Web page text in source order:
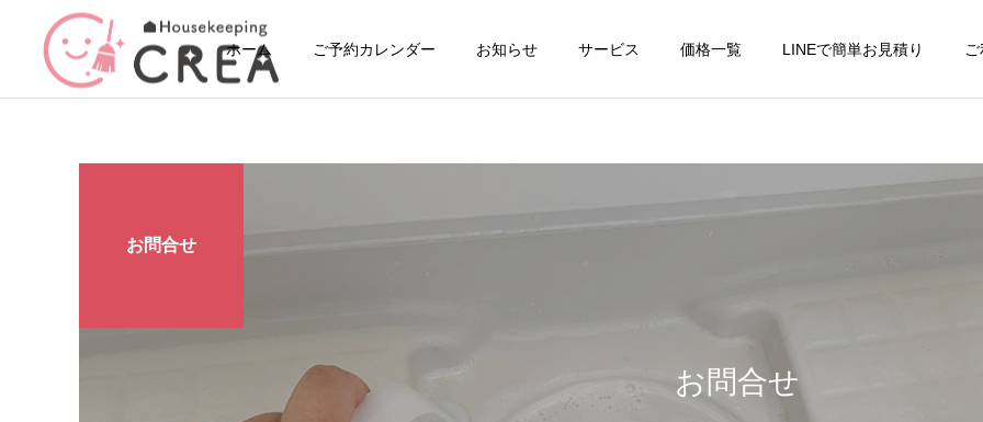
ホーム ご予約カレンダー お知らせ サービス 価格一覧 LINEで簡単お見積り
エアコンクリーニング
単身サポートプラン 空室清掃
開業して5年が経ちまし
る予防習慣
お問合せ
お問合せ